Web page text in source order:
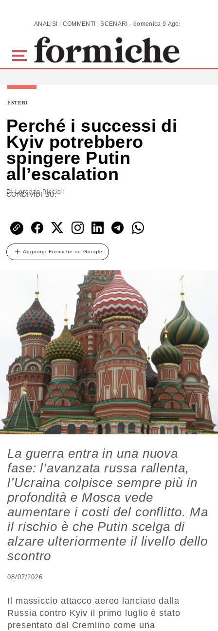
Skip to main content ANALISI | COMMENTI | SCENARI - domenica 9 Agosto 2026
ESTERI
Perché i successi di
Kyiv potrebbero
spingere Putin
all’escalation
DiLorenzo Piccioli
CONDIVIDI SU:
Aggiungi Formiche su Google
La guerra entra in una nuova
fase: l’avanzata russa rallenta,
l’Ucraina colpisce sempre più in
profondità e Mosca vede
aumentare i costi del conflitto. Ma
il rischio è che Putin scelga di
alzare ulteriormente il livello dello
scontro
08/07/2026
Il massiccio attacco aereo lanciato dalla
Russia contro Kyiv il primo luglio è stato
presentato dal Cremlino come una